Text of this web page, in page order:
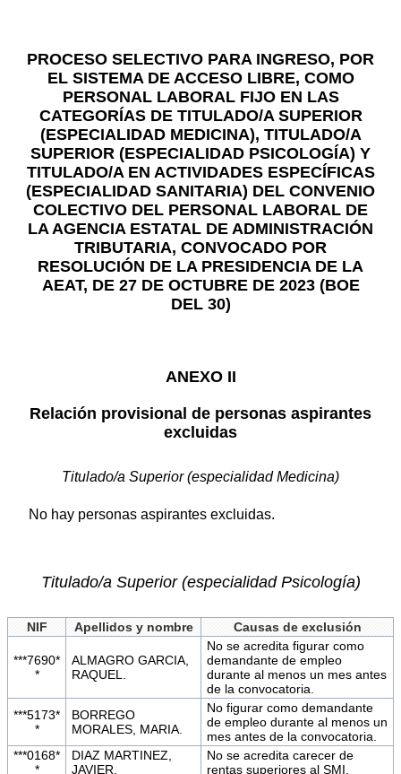
PROCESO SELECTIVO PARA INGRESO, POR
EL SISTEMA DE ACCESO LIBRE, COMO
PERSONAL LABORAL FIJO EN LAS
CATEGORÍAS DE TITULADO/A SUPERIOR
(ESPECIALIDAD MEDICINA), TITULADO/A
SUPERIOR (ESPECIALIDAD PSICOLOGÍA) Y
TITULADO/A EN ACTIVIDADES ESPECÍFICAS
(ESPECIALIDAD SANITARIA) DEL CONVENIO
COLECTIVO DEL PERSONAL LABORAL DE
LA AGENCIA ESTATAL DE ADMINISTRACIÓN
TRIBUTARIA, CONVOCADO POR
RESOLUCIÓN DE LA PRESIDENCIA DE LA
AEAT, DE 27 DE OCTUBRE DE 2023 (BOE
DEL 30)
ANEXO II
Relación provisional de personas aspirantes
excluidas
Titulado/a Superior (especialidad Medicina)
No hay personas aspirantes excluidas.
Titulado/a Superior (especialidad Psicología)
NIF Apellidos y nombre Causas de exclusión
***7690*
*
ALMAGRO GARCIA,
RAQUEL.
No se acredita figurar como
demandante de empleo
durante al menos un mes antes
de la convocatoria.
***5173*
*
BORREGO
MORALES, MARIA.
No figurar como demandante
de empleo durante al menos un
mes antes de la convocatoria.
***0168*
*
DIAZ MARTINEZ,
JAVIER.
No se acredita carecer de
rentas superiores al SMI.